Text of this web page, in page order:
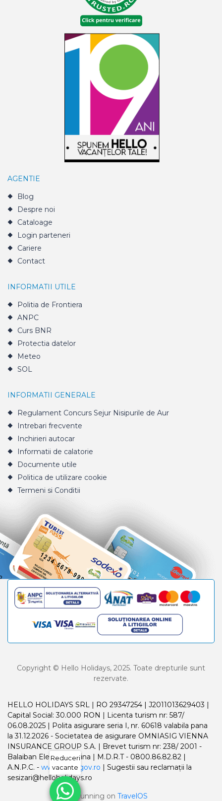
AGENTIE
Blog
Despre noi
Cataloage
Login parteneri
Cariere
Contact
INFORMATII UTILE
Politia de Frontiera
ANPC
Curs BNR
Protectia datelor
Meteo
SOL
INFORMATII GENERALE
Regulament Concurs Sejur Nisipurile de Aur
Intrebari frecvente
Inchirieri autocar
Informatii de calatorie
Documente utile
Politica de utilizare cookie
Termeni si Conditii
Copyright © Hello Holidays, 2025. Toate drepturile sunt
rezervate.
HELLO HOLIDAYS SRL | RO 29347254 | J2011013629403 |
Capital Social: 30.000 RON | Licenta turism nr: 587/
06.08.2025 | Polita asigurare seria I, nr. 60618 valabila pana
la 31.12.2026 - Societatea de asigurare OMNIASIG VIENNA
INSURANCE GROUP S.A. | Brevet turism nr: 238/ 2001 -
Balaiban Elena Madalina | M.D.R.T - 0800.86.82.82 |
A.N.P.C. - www.anpc.gov.ro | Sugestii sau reclamații la
sesizari@helloholidays.ro
Running on TravelOS
Reduceri
vacante